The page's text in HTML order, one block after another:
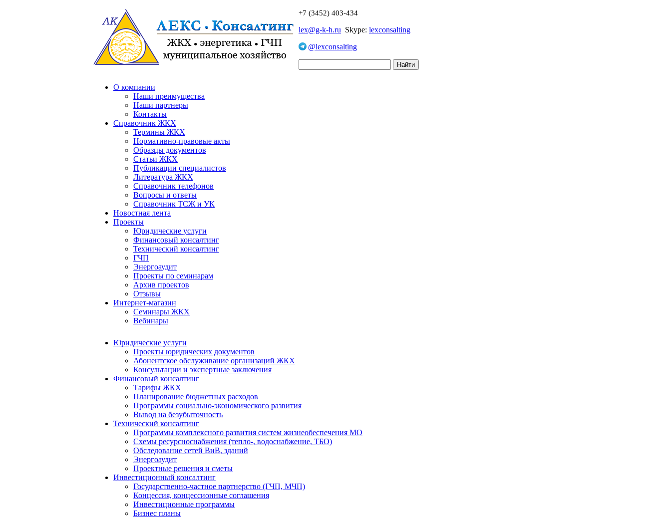
+7 (3452) 403-434
lex@g-k-h.ru Skype: lexconsalting
@lexconsalting
О компании
Наши преимущества
Наши партнеры
Контакты
Справочник ЖКХ
Термины ЖКХ
Нормативно-правовые акты
Образцы документов
Статьи ЖКХ
Публикации специалистов
Литература ЖКХ
Справочник телефонов
Вопросы и ответы
Справочник ТСЖ и УК
Новостная лента
Проекты
Юридические услуги
Финансовый консалтинг
Технический консалтинг
ГЧП
Энергоаудит
Проекты по семинарам
Архив проектов
Отзывы
Интернет-магазин
Семинары ЖКХ
Вебинары
Юридические услуги
Проекты юридических документов
Абонентское обслуживание организаций ЖКХ
Консультации и экспертные заключения
Финансовый консалтинг
Тарифы ЖКХ
Планирование бюджетных расходов
Программы социально-экономического развития
Вывод на безубыточность
Технический консалтинг
Программы комплексного развития систем жизнеобеспечения МО
Схемы ресурсноснабжения (тепло-, водоснабжение, ТБО)
Обследование сетей ВиВ, зданий
Энергоаудит
Проектные решения и сметы
Инвестиционный консалтинг
Государственно-частное партнерство (ГЧП, МЧП)
Концессия, концессионные соглашения
Инвестиционные программы
Бизнес планы